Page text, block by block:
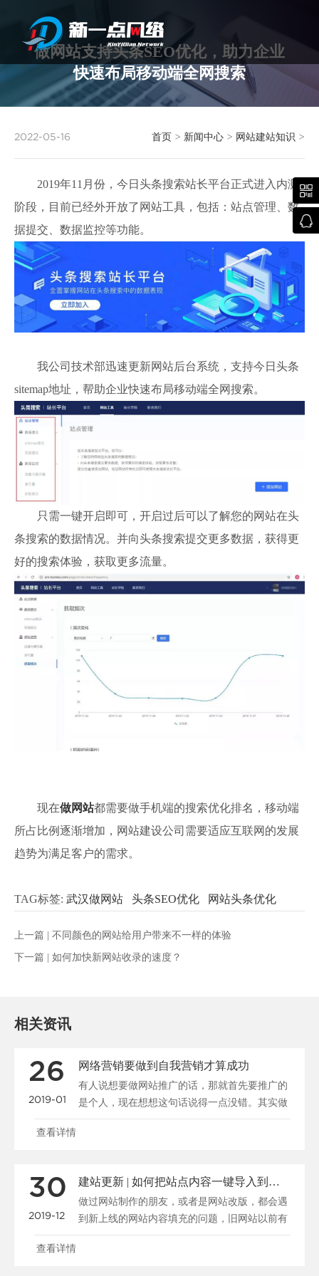
做网站支持头条SEO优化，助力企业
快速布局移动端全网搜索
2022-05-16 首页 > 新闻中心 > 网站建站知识 >
2019年11月份，今日头条搜索站长平台正式进入内测
阶段，目前已经外开放了网站工具，包括：站点管理、数
据提交、数据监控等功能。
我公司技术部迅速更新网站后台系统，支持今日头条
sitemap地址，帮助企业快速布局移动端全网搜索。
只需一键开启即可，开启过后可以了解您的网站在头
条搜索的数据情况。并向头条搜索提交更多数据，获得更
好的搜索体验，获取更多流量。
现在做网站都需要做手机端的搜索优化排名，移动端
所占比例逐渐增加，网站建设公司需要适应互联网的发展
趋势为满足客户的需求。
TAG标签: 武汉做网站 头条SEO优化 网站头条优化
上一篇 | 不同颜色的网站给用户带来不一样的体验
下一篇 | 如何加快新网站收录的速度？
相关资讯
26
2019-01
网络营销要做到自我营销才算成功
有人说想要做网站推广的话，那就首先要推广的
是个人，现在想想这句话说得一点没错。其实做
公司又何曾不是在......
查看详情
30
2019-12
建站更新 | 如何把站点内容一键导入到新系统
做过网站制作的朋友，或者是网站改版，都会遇
到新上线的网站内容填充的问题，旧网站以前有
很多资料，我们怎......
查看详情

